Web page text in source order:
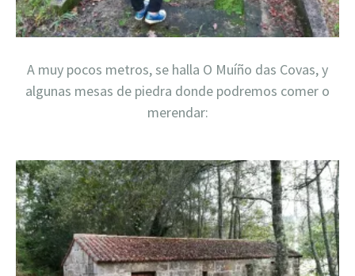
A muy pocos metros, se halla O Muíño das Covas, y
algunas mesas de piedra donde podremos comer o
merendar: